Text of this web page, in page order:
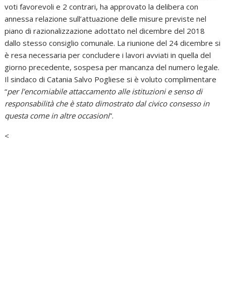
voti favorevoli e 2 contrari, ha approvato la delibera con
annessa relazione sull’attuazione delle misure previste nel
piano di razionalizzazione adottato nel dicembre del 2018
dallo stesso consiglio comunale. La riunione del 24 dicembre si
è resa necessaria per concludere i lavori avviati in quella del
giorno precedente, sospesa per mancanza del numero legale.
Il sindaco di Catania Salvo Pogliese si è voluto complimentare
“per l’encomiabile attaccamento alle istituzioni e senso di
responsabilità che è stato dimostrato dal civico consesso in
questa come in altre occasioni”.
<